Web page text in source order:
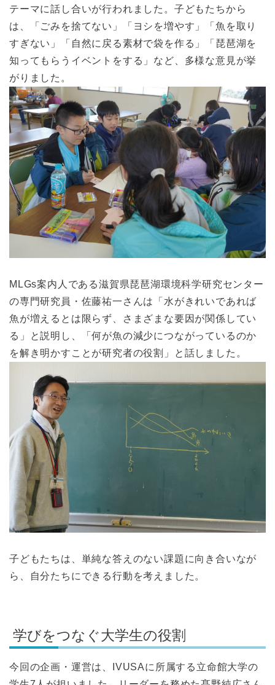
テーマに話し合いが行われました。子どもたちから
は、「ごみを捨てない」「ヨシを増やす」「魚を取り
すぎない」「自然に戻る素材で袋を作る」「琵琶湖を
知ってもらうイベントをする」など、多様な意見が挙
がりました。
MLGs案内人である滋賀県琵琶湖環境科学研究センター
の専門研究員・佐藤祐一さんは「水がきれいであれば
魚が増えるとは限らず、さまざまな要因が関係してい
る」と説明し、「何が魚の減少につながっているのか
を解き明かすことが研究者の役割」と話しました。
子どもたちは、単純な答えのない課題に向き合いなが
ら、自分たちにできる行動を考えました。
学びをつなぐ大学生の役割
今回の企画・運営は、IVUSAに所属する立命館大学の